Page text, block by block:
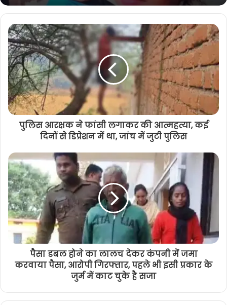
पुलिस आरक्षक ने फांसी लगाकर की आत्महत्या, कई
दिनों से डिप्रेशन में था, जांच में जुटी पुलिस
पैसा डबल होने का लालच देकर कंपनी में जमा
करवाया पैसा, आरोपी गिरफ्तार, पहले भी इसी प्रकार के
जुर्म में काट चुके है सजा